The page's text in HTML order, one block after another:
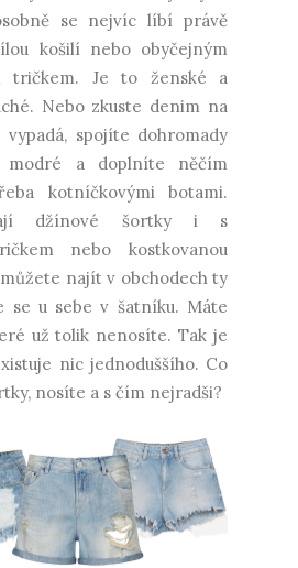
se nejvíc líbí právě
košilí nebo obyčejným
tričkem. Je to ženské a
Nebo zkuste denim na
spojíte dohromady
modré a doplníte něčím
kotníčkovými botami.
džínové šortky i s
nebo kostkovanou
najít v obchodech ty
se u sebe v šatníku. Máte
už tolik nenosíte. Tak je
nic jednoduššího. Co
nosíte a s čím nejradši?